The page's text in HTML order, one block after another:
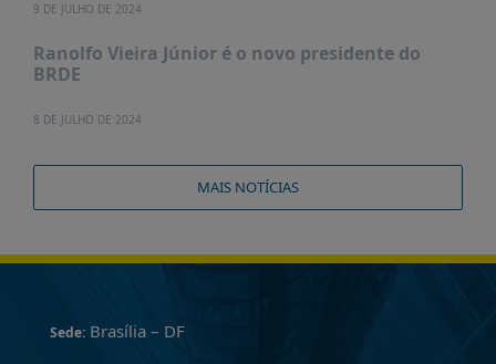
9 DE JULHO DE 2024
Ranolfo Vieira Júnior é o novo presidente do
BRDE
8 DE JULHO DE 2024
MAIS NOTÍCIAS
Sede:Brasília – DF